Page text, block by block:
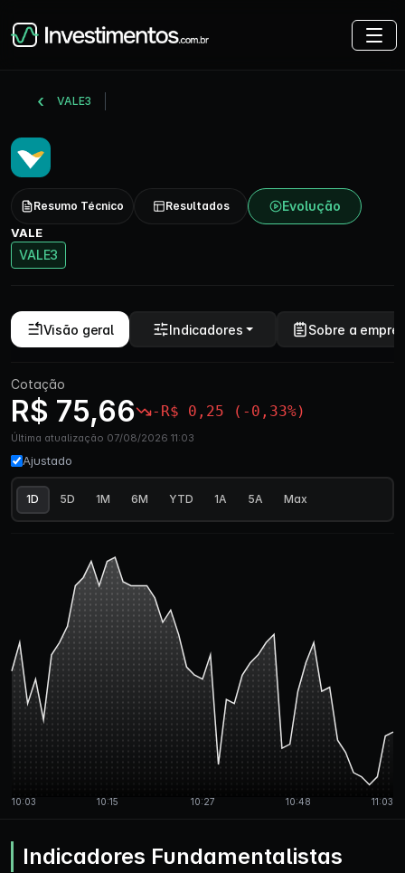
VALE3
Resumo Técnico Resultados Evolução
VALE
VALE3
Visão geral Indicadores Sobre a
Cotação
R$ 75,66 -R$ 0,25 (-0,33%)
Última atualização 07/08/2026 11:03
Ajustado
1D 5D 1M 6M YTD 1A 5A Max
Indicadores Fundamentalistas